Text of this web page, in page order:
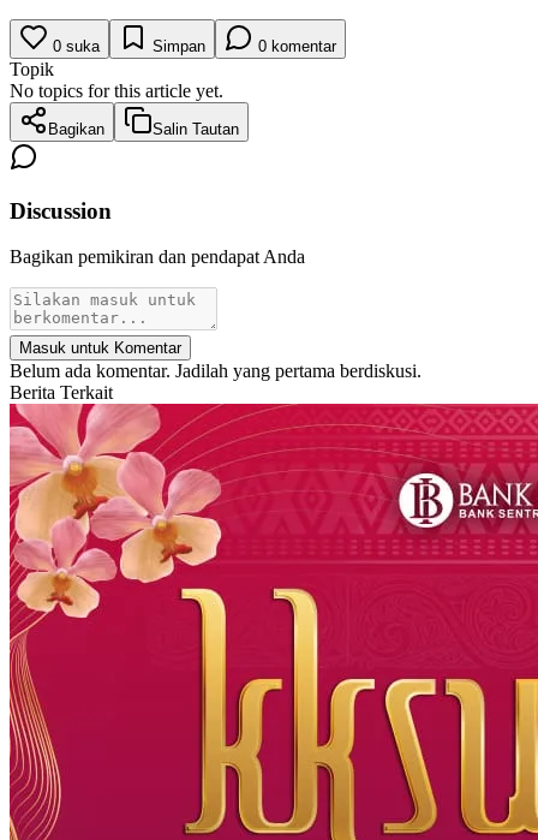
0 suka Simpan 0 komentar
Topik
No topics for this article yet.
Bagikan Salin Tautan
Discussion
Bagikan pemikiran dan pendapat Anda
Masuk untuk Komentar
Belum ada komentar. Jadilah yang pertama berdiskusi.
Berita Terkait